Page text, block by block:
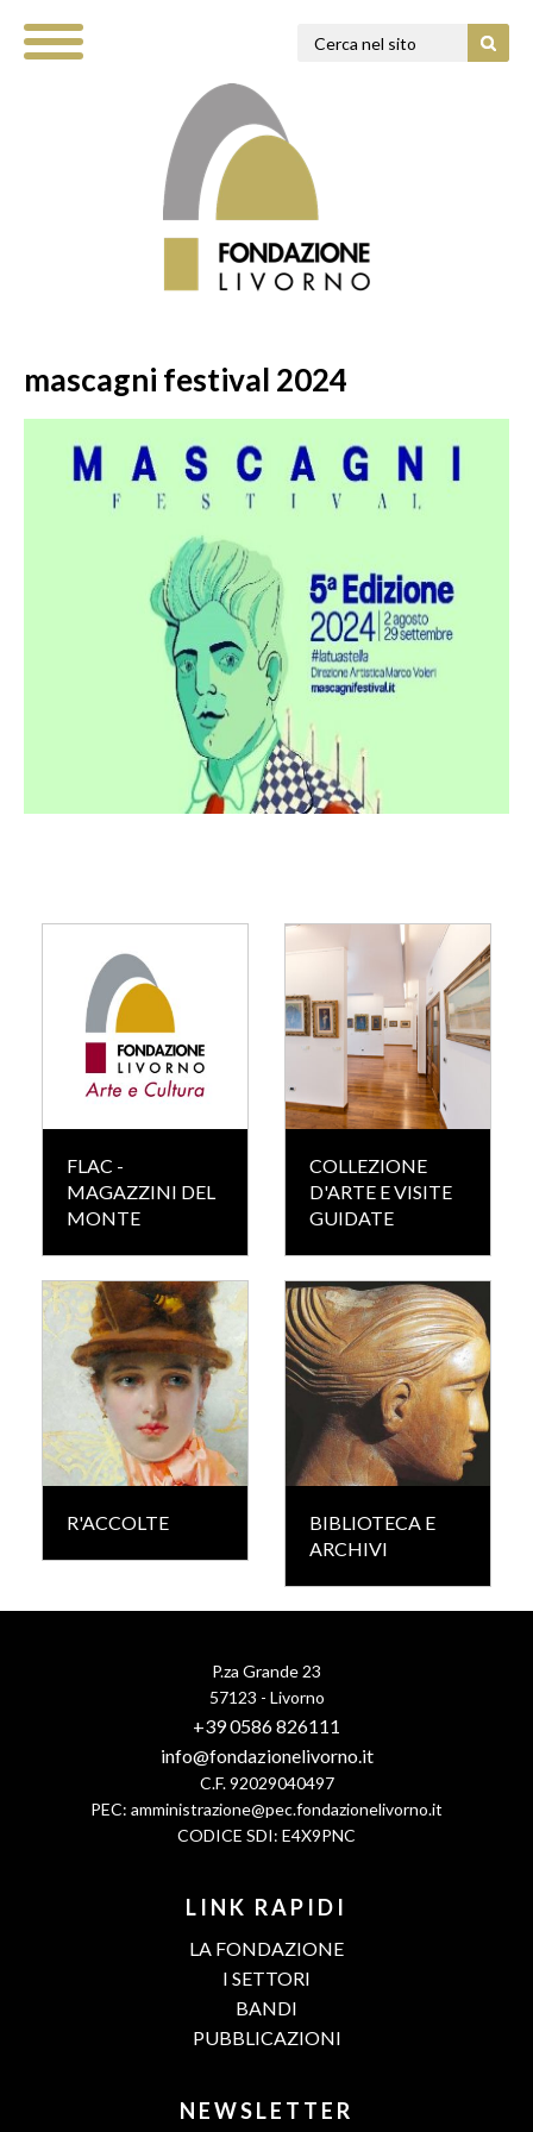
mascagni festival 2024
FLAC -
MAGAZZINI DEL
MONTE
COLLEZIONE
D'ARTE E VISITE
GUIDATE
R'ACCOLTE
BIBLIOTECA E
ARCHIVI
P.za Grande 23
57123 - Livorno
+39 0586 826111
info@fondazionelivorno.it
C.F. 92029040497
PEC: amministrazione@pec.fondazionelivorno.it
CODICE SDI: E4X9PNC
LINK RAPIDI
LA FONDAZIONE
I SETTORI
BANDI
PUBBLICAZIONI
NEWSLETTER